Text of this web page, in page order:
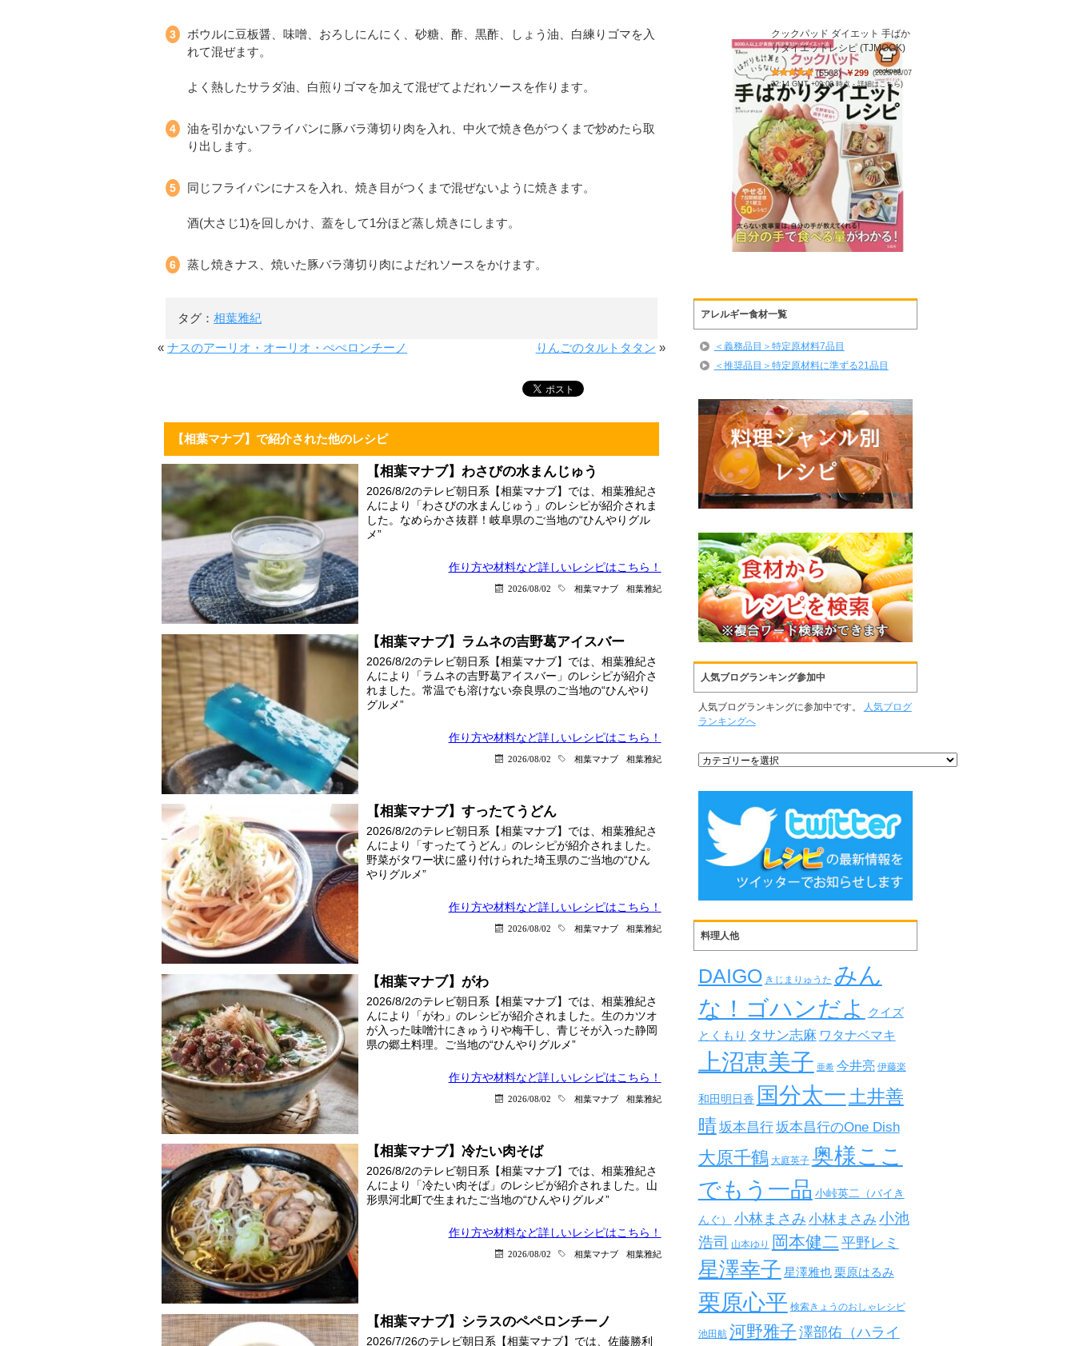
ボウルに豆板醤、味噌、おろしにんにく、砂糖、酢、黒酢、しょう油、白練りゴマを入
れて混ぜます。
よく熱したサラダ油、白煎りゴマを加えて混ぜてよだれソースを作ります。
油を引かないフライパンに豚バラ薄切り肉を入れ、中火で焼き色がつくまで炒めたら取
り出します。
同じフライパンにナスを入れ、焼き目がつくまで混ぜないように焼きます。
酒(大さじ1)を回しかけ、蓋をして1分ほど蒸し焼きにします。
蒸し焼きナス、焼いた豚バラ薄切り肉によだれソースをかけます。
タグ： 相葉雅紀
« ナスのアーリオ・オーリオ・ぺぺロンチーノ りんごのタルトタタン »
【相葉マナブ】で紹介された他のレシピ
【相葉マナブ】わさびの水まんじゅう
2026/8/2のテレビ朝日系【相葉マナブ】では、相葉雅紀さ
んにより「わさびの水まんじゅう」のレシピが紹介されま
した。なめらかさ抜群！岐阜県のご当地の“ひんやりグル
メ”
作り方や材料など詳しいレシピはこちら！
2026/08/02 相葉マナブ 相葉雅紀
【相葉マナブ】ラムネの吉野葛アイスバー
2026/8/2のテレビ朝日系【相葉マナブ】では、相葉雅紀さ
んにより「ラムネの吉野葛アイスバー」のレシピが紹介さ
れました。常温でも溶けない奈良県のご当地の“ひんやり
グルメ”
作り方や材料など詳しいレシピはこちら！
2026/08/02 相葉マナブ 相葉雅紀
【相葉マナブ】すったてうどん
2026/8/2のテレビ朝日系【相葉マナブ】では、相葉雅紀さ
んにより「すったてうどん」のレシピが紹介されました。
野菜がタワー状に盛り付けられた埼玉県のご当地の“ひん
やりグルメ”
作り方や材料など詳しいレシピはこちら！
2026/08/02 相葉マナブ 相葉雅紀
【相葉マナブ】がわ
2026/8/2のテレビ朝日系【相葉マナブ】では、相葉雅紀さ
んにより「がわ」のレシピが紹介されました。生のカツオ
が入った味噌汁にきゅうりや梅干し、青じそが入った静岡
県の郷土料理。ご当地の“ひんやりグルメ”
作り方や材料など詳しいレシピはこちら！
2026/08/02 相葉マナブ 相葉雅紀
【相葉マナブ】冷たい肉そば
2026/8/2のテレビ朝日系【相葉マナブ】では、相葉雅紀さ
んにより「冷たい肉そば」のレシピが紹介されました。山
形県河北町で生まれたご当地の“ひんやりグルメ”
作り方や材料など詳しいレシピはこちら！
2026/08/02 相葉マナブ 相葉雅紀
【相葉マナブ】シラスのペペロンチーノ
2026/7/26のテレビ朝日系【相葉マナブ】では、佐藤勝利
クックパッド ダイエット 手ばか
りダイエットレシピ (TJMOOK)
(5503) ￥299 (2026/08/07
22:14 GMT +09:00 時点 -詳細はこちら)
アレルギー食材一覧
＜義務品目＞特定原材料7品目
＜推奨品目＞特定原材料に準ずる21品目
人気ブログランキング参加中
人気ブログランキングに参加中です。
人気ブログ
ランキングへ
料理人他
DAIGO きじまりゅうた みん
な！ゴハンだよ
クイズ
とくもり タサン志麻 ワタナベマキ
上沼恵美子 亜希 今井亮 伊藤楽
和田明日香 国分太一土井善
晴坂本昌行坂本昌行のOne Dish
大原千鶴 大庭英子 奥様ここ
でもう一品 小峠英二（バイき
んぐ） 小林まさみ 小林まさみ 小池
浩司 山本ゆり 岡本健二 平野レミ
星澤幸子 星澤雅也 栗原はるみ
栗原心平 検索きょうのおしゃレシピ
池田航 河野雅子 澤部佑（ハライ